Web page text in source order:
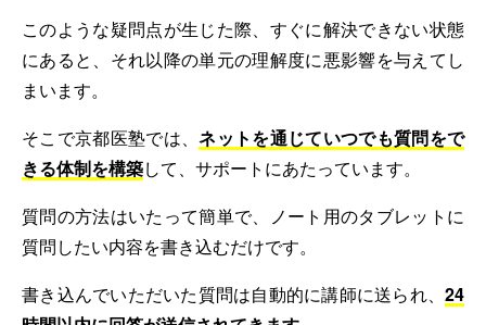
このような疑問点が生じた際、すぐに解決できない状態
にあると、それ以降の単元の理解度に悪影響を与えてし
まいます。
そこで京都医塾では、ネットを通じていつでも質問をで
きる体制を構築して、サポートにあたっています。
質問の方法はいたって簡単で、ノート用のタブレットに
質問したい内容を書き込むだけです。
書き込んでいただいた質問は自動的に講師に送られ、 24